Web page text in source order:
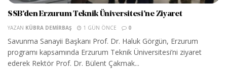
SSB’den Erzurum Teknik Üniversitesi’ne Ziyaret
YAZAN KÜBRA DEMIRBAŞ 1 GÜN ÖNCE 0
Savunma Sanayii Başkanı Prof. Dr. Haluk Görgün, Erzurum
programı kapsamında Erzurum Teknik Üniversitesi’ni ziyaret
ederek Rektör Prof. Dr. Bülent Çakmak...